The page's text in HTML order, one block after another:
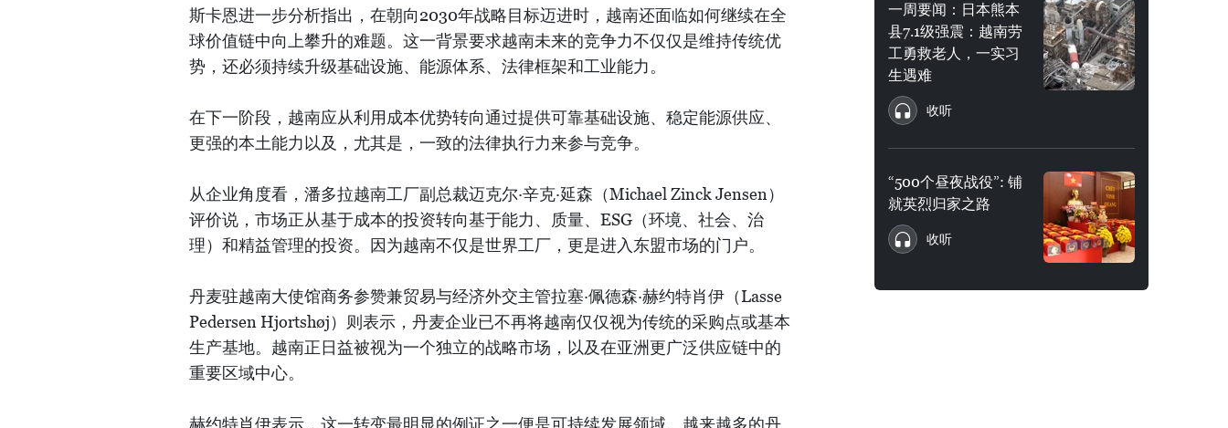
斯卡恩进一步分析指出，在朝向2030年战略目标迈进时，越南还面临如何继续在全
球价值链中向上攀升的难题。这一背景要求越南未来的竞争力不仅仅是维持传统优
势，还必须持续升级基础设施、能源体系、法律框架和工业能力。
在下一阶段，越南应从利用成本优势转向通过提供可靠基础设施、稳定能源供应、
更强的本土能力以及，尤其是，一致的法律执行力来参与竞争。
从企业角度看，潘多拉越南工厂副总裁迈克尔·辛克·延森（Michael Zinck Jensen）
评价说，市场正从基于成本的投资转向基于能力、质量、ESG（环境、社会、治
理）和精益管理的投资。因为越南不仅是世界工厂，更是进入东盟市场的门户。
丹麦驻越南大使馆商务参赞兼贸易与经济外交主管拉塞·佩德森·赫约特肖伊（Lasse
Pedersen Hjortshøj）则表示，丹麦企业已不再将越南仅仅视为传统的采购点或基本
生产基地。越南正日益被视为一个独立的战略市场，以及在亚洲更广泛供应链中的
重要区域中心。
赫约特肖伊表示，这一转变最明显的例证之一便是可持续发展领域。越来越多的丹
一周要闻：日本熊本
县7.1级强震：越南劳
工勇救老人，一实习
生遇难
收听
“500个昼夜战役”: 铺
就英烈归家之路
收听